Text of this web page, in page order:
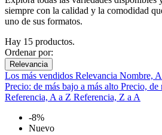
siempre con la calidad y la comodidad
uno de sus formatos.
Hay 15 productos.
Ordenar por:
Relevancia
Los más vendidos Relevancia Nombre,
Precio: de más bajo a más alto Precio, de
Referencia, A a Z Referencia, Z a A
-8%
Nuevo